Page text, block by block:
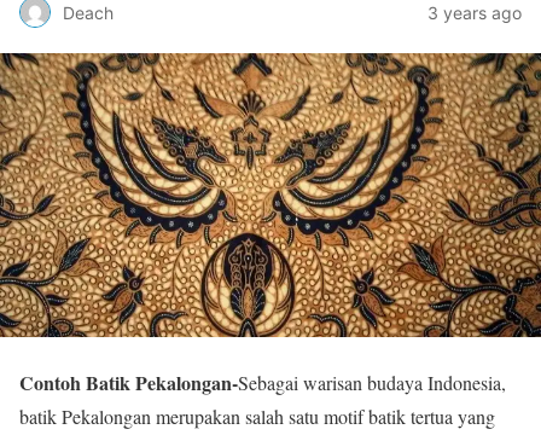
Deach 3 years ago
Contoh Batik Pekalongan-Sebagai warisan budaya Indonesia,
batik Pekalongan merupakan salah satu motif batik tertua yang